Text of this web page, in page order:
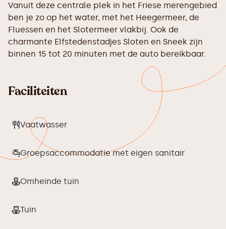
Vanuit deze centrale plek in het Friese merengebied
ben je zo op het water, met het Heegermeer, de
Fluessen en het Slotermeer vlakbij. Ook de
charmante Elfstedenstadjes Sloten en Sneek zijn
binnen 15 tot 20 minuten met de auto bereikbaar.
Faciliteiten
Vaatwasser
Groepsaccommodatie met eigen sanitair
Omheinde tuin
Tuin